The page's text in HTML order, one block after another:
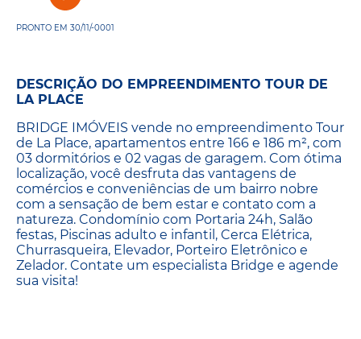
PRONTO EM 30/11/-0001
DESCRIÇÃO DO EMPREENDIMENTO TOUR DE
LA PLACE
BRIDGE IMÓVEIS vende no empreendimento Tour
de La Place, apartamentos entre 166 e 186 m², com
03 dormitórios e 02 vagas de garagem. Com ótima
localização, você desfruta das vantagens de
comércios e conveniências de um bairro nobre
com a sensação de bem estar e contato com a
natureza. Condomínio com Portaria 24h, Salão
festas, Piscinas adulto e infantil, Cerca Elétrica,
Churrasqueira, Elevador, Porteiro Eletrônico e
Zelador. Contate um especialista Bridge e agende
sua visita!